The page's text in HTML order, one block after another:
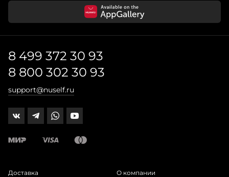
8 499 372 30 93
8 800 302 30 93
support@nuself.ru
Доставка О компании